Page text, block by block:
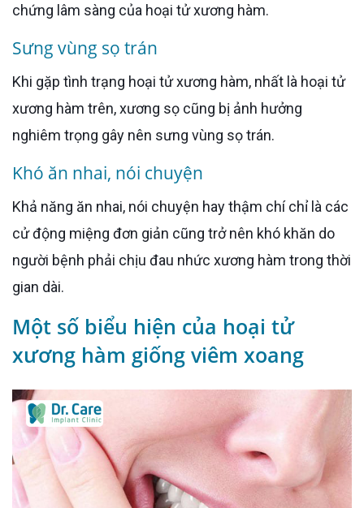
chứng lâm sàng của hoại tử xương hàm.
Sưng vùng sọ trán
Khi gặp tình trạng hoại tử xương hàm, nhất là hoại tử
xương hàm trên, xương sọ cũng bị ảnh hưởng
nghiêm trọng gây nên sưng vùng sọ trán.
Khó ăn nhai, nói chuyện
Khả năng ăn nhai, nói chuyện hay thậm chí chỉ là các
cử động miệng đơn giản cũng trở nên khó khăn do
người bệnh phải chịu đau nhức xương hàm trong thời
gian dài.
Một số biểu hiện của hoại tử
xương hàm giống viêm xoang